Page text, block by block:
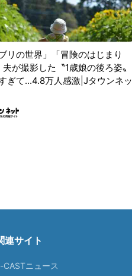
ブリの世界」「冒険のはじまり
夫が撮影した〝1歳娘の後ろ姿〟
ぎて...4.8万人感激|Jタウンネッ
連サイト
CASTニュース